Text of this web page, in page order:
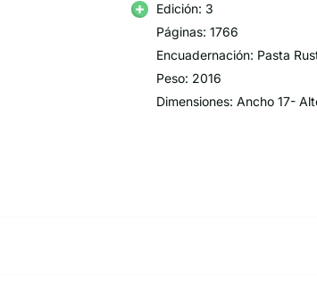
Edición: 3
Páginas: 1766
Encuadernación: Pasta
Peso: 2016
Dimensiones: Ancho 17-